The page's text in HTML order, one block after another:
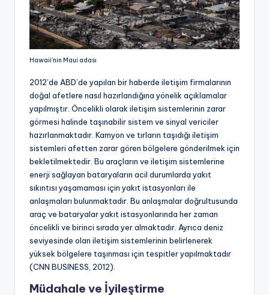
Hawaii’nin Maui adası
2012’de ABD’de yapılan bir haberde iletişim firmalarının
doğal afetlere nasıl hazırlandığına yönelik açıklamalar
yapılmıştır. Öncelikli olarak iletişim sistemlerinin zarar
görmesi halinde taşınabilir sistem ve sinyal vericiler
hazırlanmaktadır. Kamyon ve tırların taşıdığı iletişim
sistemleri afetten zarar gören bölgelere gönderilmek için
bekletilmektedir. Bu araçların ve iletişim sistemlerine
enerji sağlayan bataryaların acil durumlarda yakıt
sıkıntısı yaşamaması için yakıt istasyonları ile
anlaşmaları bulunmaktadır. Bu anlaşmalar doğrultusunda
araç ve bataryalar yakıt istasyonlarında her zaman
öncelikli ve birinci sırada yer almaktadır. Ayrıca deniz
seviyesinde olan iletişim sistemlerinin belirlenerek
yüksek bölgelere taşınması için tespitler yapılmaktadır
(CNN BUSINESS, 2012).
Müdahale ve İyileştirme